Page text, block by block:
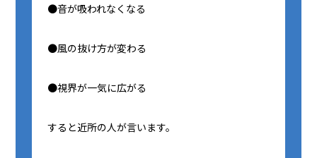
●音が吸われなくなる
●風の抜け方が変わる
●視界が一気に広がる
すると近所の人が言います。